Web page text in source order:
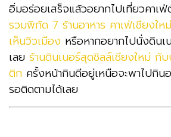
อิ่มอร่อยเสร็จแล้วอยากไปเที่ยวคาเ
รวมพิกัด 7 ร้านอาหาร คาเฟ่เชียงใ
เห็นวิวเมือง หรือหากอยากไปนั่งดิน
เลย ร้านดินเนอร์สุดชิลล์เชียงใหม่ กั
ติก ครั้งหน้ากินดีอยู่เหนือจะพาไปกิน
รอติดตามได้เลย